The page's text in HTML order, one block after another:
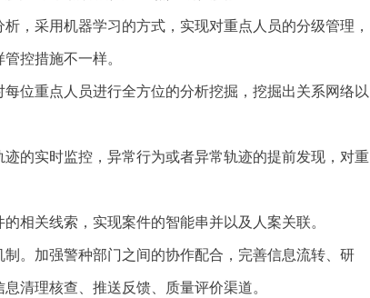
采用机器学习的方式，实现对重点人员的分级管理，
控措施不一样。
重点人员进行全方位的分析挖掘，挖掘出关系网络以
实时监控，异常行为或者异常轨迹的提前发现，对重
关线索，实现案件的智能串并以及人案关联。
加强警种部门之间的协作配合，完善信息流转、研
清理核查、推送反馈、质量评价渠道。